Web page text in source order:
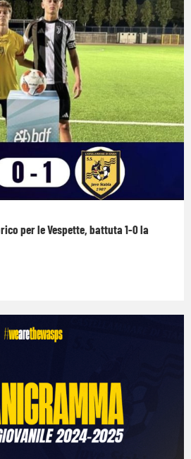
per le Vespette, battuta 1-0 la